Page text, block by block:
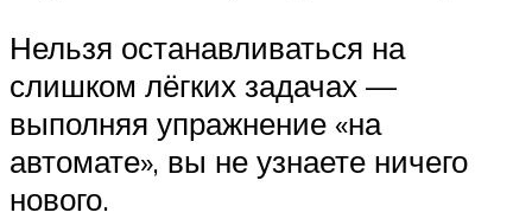
Нельзя останавливаться на
слишком лёгких задачах —
выполняя упражнение «на
автомате», вы не узнаете ничего
нового.